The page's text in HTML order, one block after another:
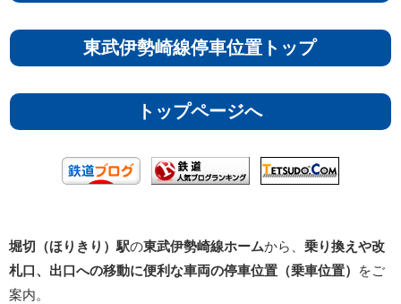
東武伊勢崎線停車位置トップ
トップページへ
堀切（ほりきり）駅の東武伊勢崎線ホームから、 乗り換えや改
札口、出口への移動に便利な車両の停車位置（乗車位置）
をご
案内。